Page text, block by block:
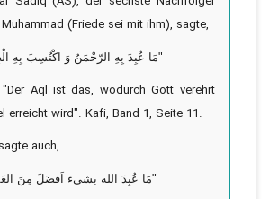
(Friede sei mit ihm), sagte,
"مَا عُبِدَ بِهِ الرّحْمَنُ وَ اكْتُسِبَ بِهِ الْجِنَانُ"
Aql ist das, wodurch Gott verehrt
erreicht wird". Kafi, Band 1, Seite 11.
auch,
"مَا عُبِدَ الله بشیء اَفضَلَ مِنَ العَقلِ"